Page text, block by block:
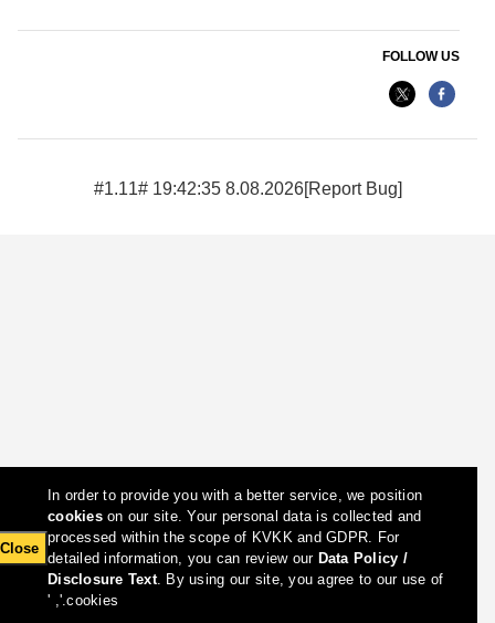
FOLLOW US
8.08.2026 19:42:35 #1.11#
In order to provide you with a better service, we position
cookieson our site. Your personal data is collected and
processed within the scope of KVKK and GDPR. For
detailed information, you can review ourData Policy /
Disclosure Text. By using our site, you agree to our use of
cookies.', '
Close